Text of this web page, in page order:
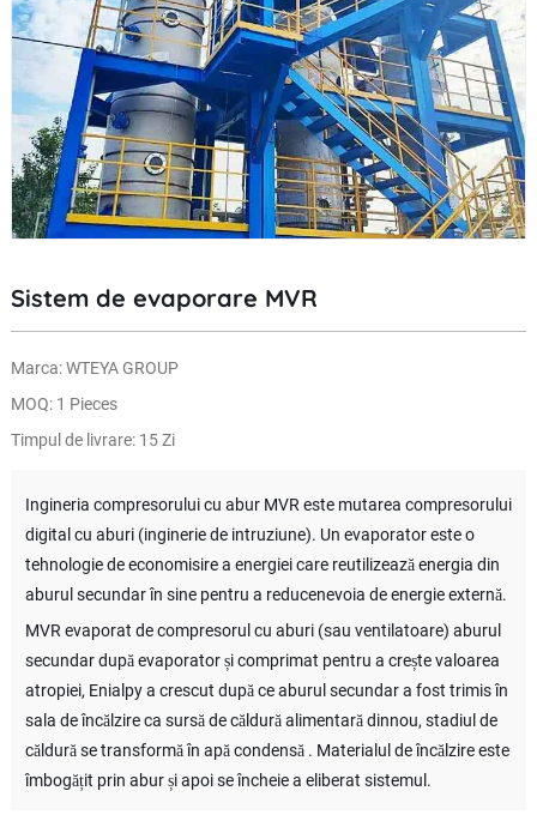
Sistem de evaporare MVR
Marca: WTEYA GROUP
MOQ: 1 Pieces
Timpul de livrare: 15 Zi
Ingineria compresorului cu abur MVR este mutarea compresorului
digital cu aburi (inginerie de intruziune). Un evaporator este o
tehnologie de economisire a energiei care reutilizează energia din
aburul secundar în sine pentru a reducenevoia de energie externă.
MVR evaporat de compresorul cu aburi (sau ventilatoare) aburul
secundar după evaporator și comprimat pentru a crește valoarea
atropiei, Enialpy a crescut după ce aburul secundar a fost trimis în
sala de încălzire ca sursă de căldură alimentară dinnou, stadiul de
căldură se transformă în apă condensă . Materialul de încălzire este
îmbogățit prin abur și apoi se încheie a eliberat sistemul.